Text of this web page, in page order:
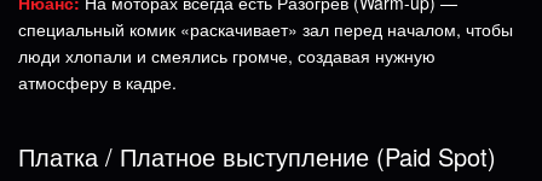
специальный комик «раскачивает» зал перед началом, чтобы
люди хлопали и смеялись громче, создавая нужную
атмосферу в кадре.
Платка / Платное выступление (Paid Spot)